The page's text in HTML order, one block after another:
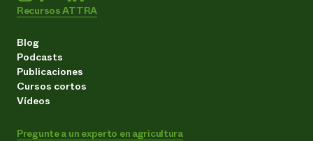
Recursos ATTRA
Blog
Podcasts
Publicaciones
Cursos cortos
Vídeos
Pregunte a un experto en agricultura